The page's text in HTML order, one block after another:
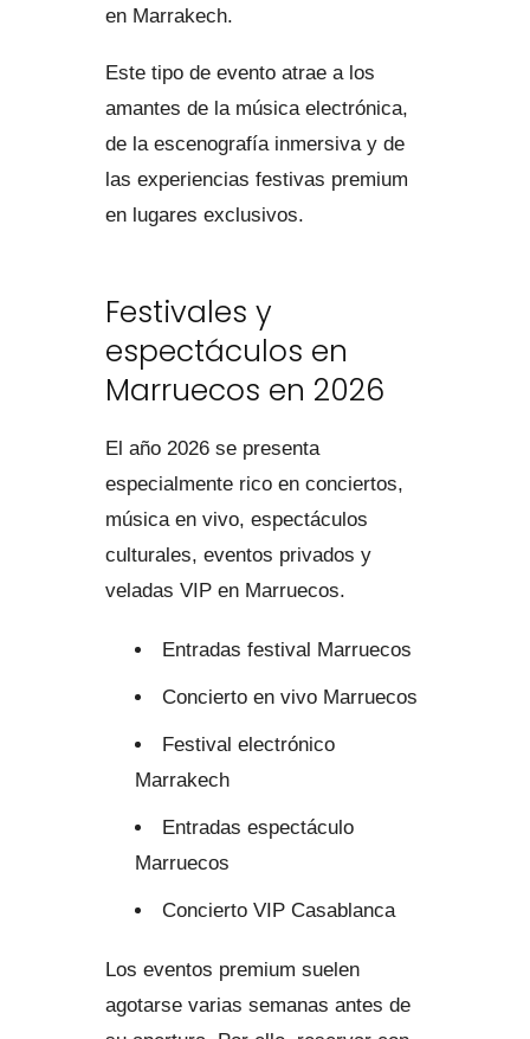
en Marrakech.
Este tipo de evento atrae a los
amantes de la música electrónica,
de la escenografía inmersiva y de
las experiencias festivas premium
en lugares exclusivos.
Festivales y
espectáculos en
Marruecos en 2026
El año 2026 se presenta
especialmente rico en conciertos,
música en vivo, espectáculos
culturales, eventos privados y
veladas VIP en Marruecos.
Entradas festival Marruecos
Concierto en vivo Marruecos
Festival electrónico
Marrakech
Entradas espectáculo
Marruecos
Concierto VIP Casablanca
Los eventos premium suelen
agotarse varias semanas antes de